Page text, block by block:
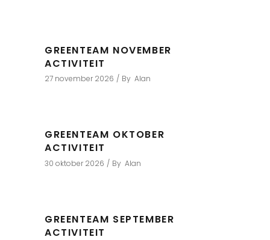
GREENTEAM NOVEMBER
ACTIVITEIT
27 november 2026 By Alan
GREENTEAM OKTOBER
ACTIVITEIT
30 oktober 2026 By Alan
GREENTEAM SEPTEMBER
ACTIVITEIT